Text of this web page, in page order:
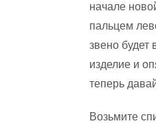
начале
пальцем
звено будет
изделие и
теперь
Возьмите